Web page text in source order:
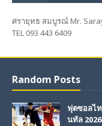
ศรายุทธ สมบูรณ์ Mr.
TEL 093 443 6409
Random Posts
ฟุตซอลไ
นทัล